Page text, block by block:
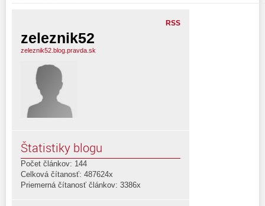
RSS
zeleznik52
zeleznik52.blog.pravda.sk
Štatistiky blogu
Počet článkov: 144
Celková čítanosť: 487624x
Priemerná čítanosť článkov: 3386x